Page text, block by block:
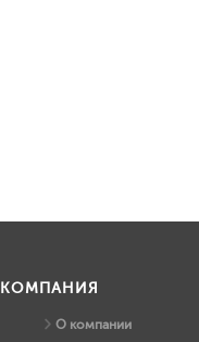
КОМПАНИЯ
О компании